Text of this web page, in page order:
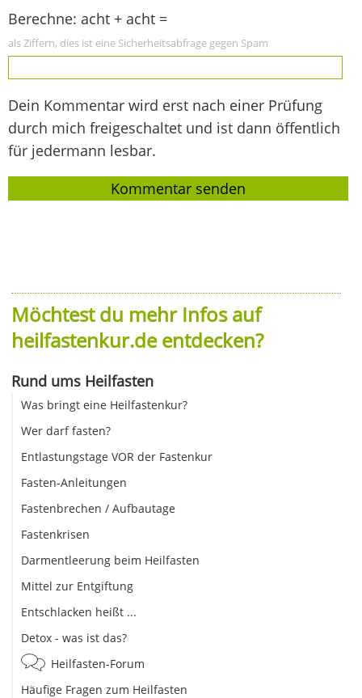
Berechne: acht + acht =
als Ziffern, dies ist eine Sicherheitsabfrage gegen Spam
Dein Kommentar wird erst nach einer Prüfung
durch mich freigeschaltet und ist dann öffentlich
für jedermann lesbar.
Möchtest du mehr Infos auf
heilfastenkur.de entdecken?
Rund ums Heilfasten
Was bringt eine Heilfastenkur?
Wer darf fasten?
Entlastungstage VOR der Fastenkur
Fasten-Anleitungen
Fastenbrechen / Aufbautage
Fastenkrisen
Darmentleerung beim Heilfasten
Mittel zur Entgiftung
Entschlacken heißt ...
Detox - was ist das?
Heilfasten-Forum
Häufige Fragen zum Heilfasten